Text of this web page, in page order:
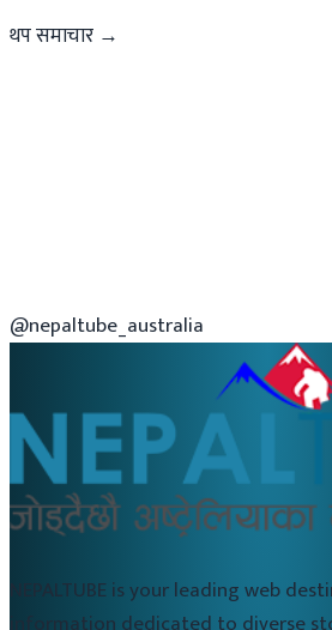
थप समाचार →
@nepaltube_australia
NEPALTUBE is your leading web